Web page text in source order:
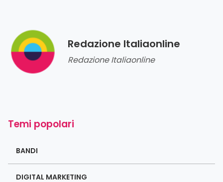
Redazione Italiaonline
Redazione Italiaonline
Temi popolari
BANDI
DIGITAL MARKETING